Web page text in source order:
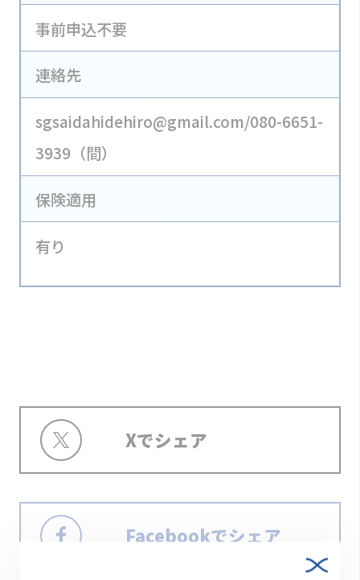
事前申込不要
連絡先
sgsaidahidehiro@gmail.com/080-6651-
3939（間）
保険適用
有り
Xでシェア
Facebookでシェア